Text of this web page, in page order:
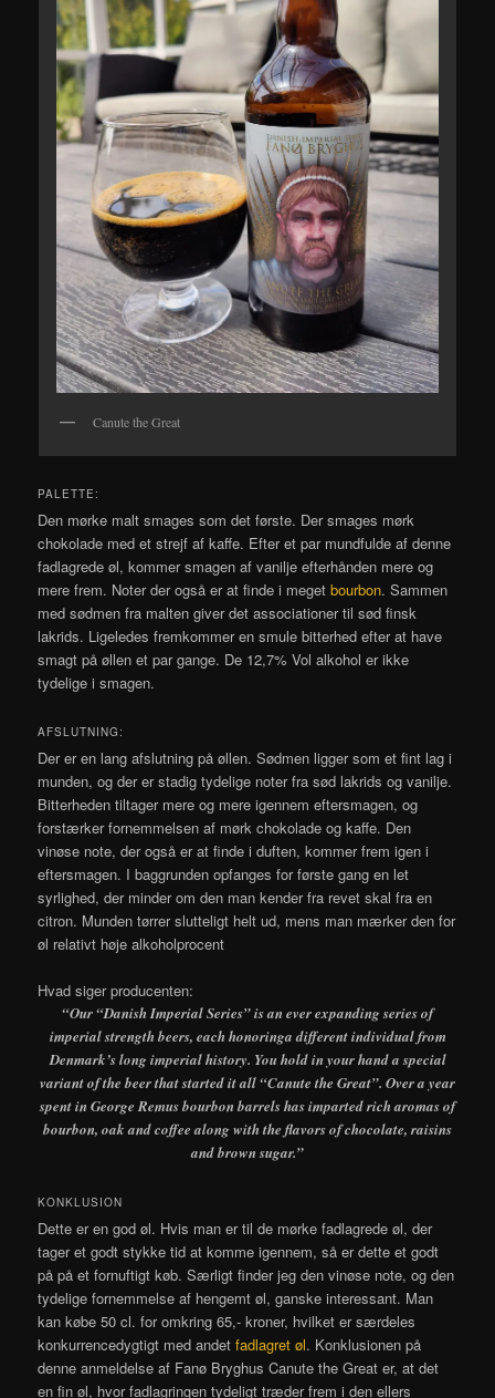
Canute the Great
PALETTE:
Den mørke malt smages som det første. Der smages mørk
chokolade med et strejf af kaffe. Efter et par mundfulde af denne
fadlagrede øl, kommer smagen af vanilje efterhånden mere og
mere frem. Noter der også er at finde i megetbourbon. Sammen
med sødmen fra malten giver det associationer til sød finsk
lakrids. Ligeledes fremkommer en smule bitterhed efter at have
smagt på øllen et par gange. De 12,7% Vol alkohol er ikke
tydelige i smagen.
AFSLUTNING:
Der er en lang afslutning på øllen. Sødmen ligger som et fint lag i
munden, og der er stadig tydelige noter fra sød lakrids og vanilje.
Bitterheden tiltager mere og mere igennem eftersmagen, og
forstærker fornemmelsen af mørk chokolade og kaffe. Den
vinøse note, der også er at finde i duften, kommer frem igen i
eftersmagen. I baggrunden opfanges for første gang en let
syrlighed, der minder om den man kender fra revet skal fra en
citron. Munden tørrer slutteligt helt ud, mens man mærker den for
øl relativt høje alkoholprocent
Hvad siger producenten:
“Our “Danish Imperial Series” is an ever expanding series of
imperial strength beers, each honoringa different individual from
Denmark’s long imperial history. You hold in your hand a special
variant of the beer that started it all “Canute the Great”. Over a year
spent in George Remus bourbon barrels has imparted rich aromas of
bourbon, oak and coffee along with the flavors of chocolate, raisins
and brown sugar.”
KONKLUSION
Dette er en god øl. Hvis man er til de mørke fadlagrede øl, der
tager et godt stykke tid at komme igennem, så er dette et godt
på på et fornuftigt køb. Særligt finder jeg den vinøse note, og den
tydelige fornemmelse af hengemt øl, ganske interessant. Man
kan købe 50 cl. for omkring 65,- kroner, hvilket er særdeles
konkurrencedygtigt med andetfadlagret øl. Konklusionen på
denne anmeldelse af Fanø Bryghus Canute the Great er, at det
en fin øl, hvor fadlagringen tydeligt træder frem i den ellers